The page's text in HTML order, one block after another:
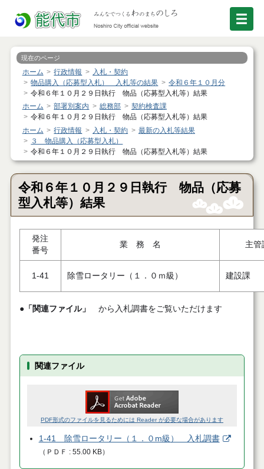
現在のページ
ホーム 行政情報
入札・契約
物品購入（応募型入札） 入札等の結果
令和６年１０月分
令和６年１０月２９日執行 物品（応募型入札等）結果
ホーム
部署別案内 総務部
契約検査課
令和６年１０月２９日執行 物品（応募型入札等）結果
ホーム
行政情報 入札・契約
最新の入札等結果
３ 物品購入（応募型入札）
令和６年１０月２９日執行 物品（応募型入札等）結果
令和６年１０月２９日執行 物品（応募
型入札等）結果
発注
番号
業 務 名 主管
1-41 除雪ロータリー（１．０ｍ級） 建設課
●「関連ファイル」 から入札調書をご覧いただけます
関連ファイル
PDF形式のファイルを見るためには Reader が必要な場合があります
1-41 除雪ロータリー（１．０m級） 入札調書
（ ＰＤＦ 55.00 KB）